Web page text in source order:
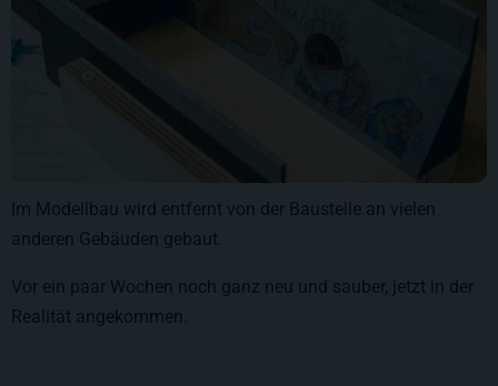
Im Modellbau wird entfernt von der Baustelle an vielen
anderen Gebäuden gebaut.
Vor ein paar Wochen noch ganz neu und sauber, jetzt in der
Realität angekommen.